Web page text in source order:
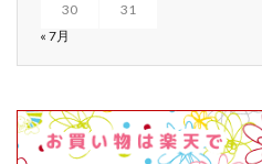
30
31
« 7月